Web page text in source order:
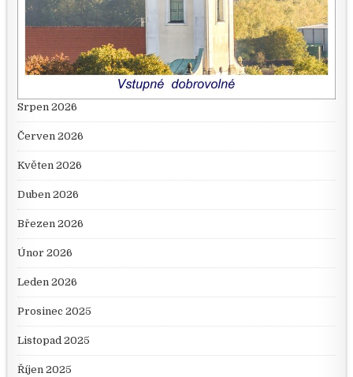
Srpen 2026
Červen 2026
Květen 2026
Duben 2026
Březen 2026
Únor 2026
Leden 2026
Prosinec 2025
Listopad 2025
Říjen 2025